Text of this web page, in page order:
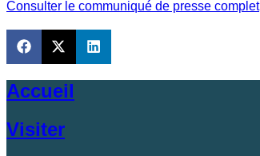
Consulter le communiqué de presse complet
Accueil
Visiter